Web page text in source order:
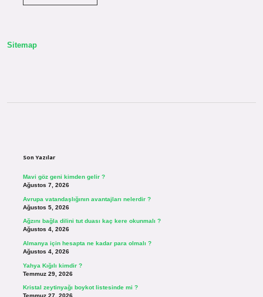
Sitemap
Son Yazılar
Mavi göz geni kimden gelir ?
Ağustos 7, 2026
Avrupa vatandaşlığının avantajları nelerdir ?
Ağustos 5, 2026
Ağzını bağla dilini tut duası kaç kere okunmalı ?
Ağustos 4, 2026
Almanya için hesapta ne kadar para olmalı ?
Ağustos 4, 2026
Yahya Kığılı kimdir ?
Temmuz 29, 2026
Kristal zeytinyağı boykot listesinde mi ?
Temmuz 27, 2026